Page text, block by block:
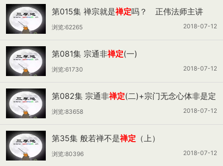
第015集 禅宗就是禅定吗？ 正伟法师主讲
2018-07-12
浏览:62265
第081集 宗通非禅定(一)
2018-07-12
浏览:61730
第082集 宗通非禅定(二)+宗门无念心体非是定
心
2018-07-12
浏览:83658
第35集 般若禅不是禅定 （上）
2018-07-12
浏览:80396